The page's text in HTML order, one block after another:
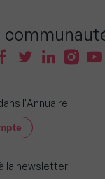
l'Annuaire
la newsletter